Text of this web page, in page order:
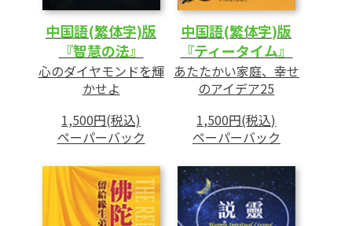
中国語(繁体字)版
『智慧の法』
心のダイヤモンドを輝
かせよ
1,500円(税込)
ペーパーバック
中国語(繁体字)版
『ティータイム』
あたたかい家庭、幸せ
のアイデア25
1,500円(税込)
ペーパーバック